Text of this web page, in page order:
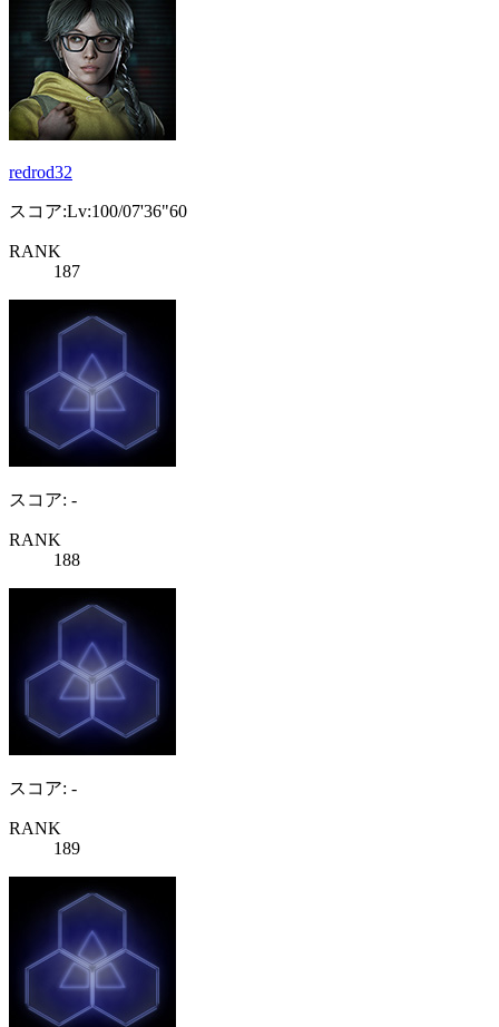
redrod32
スコア:Lv:100/07'36"60
RANK
187
スコア: -
RANK
188
スコア: -
RANK
189